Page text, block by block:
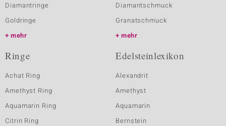
Diamantringe
Goldringe
mehr
Diamantschmuck
Granatschmuck
mehr
Ringe
Achat Ring
Amethyst Ring
Aquamarin Ring
Citrin Ring
Edelsteinlexikon
Alexandrit
Amethyst
Aquamarin
Bernstein